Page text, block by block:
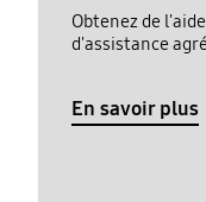
Obtenez de
d'assistance
En savoir plus